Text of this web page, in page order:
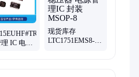
IC 电子
现货库存
LTC1751EMS8-